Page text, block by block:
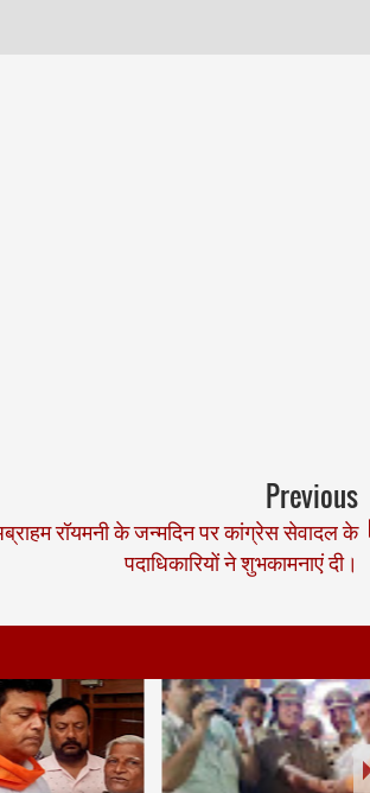
Previous
रॉयमनी के जन्मदिन पर कांग्रेस सेवादल के
पदाधिकारियों ने शुभकामनाएं दी।